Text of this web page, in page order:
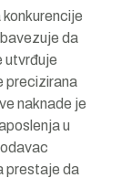
da
utvrđuje
precizirana
naknade je
u
prestaje da